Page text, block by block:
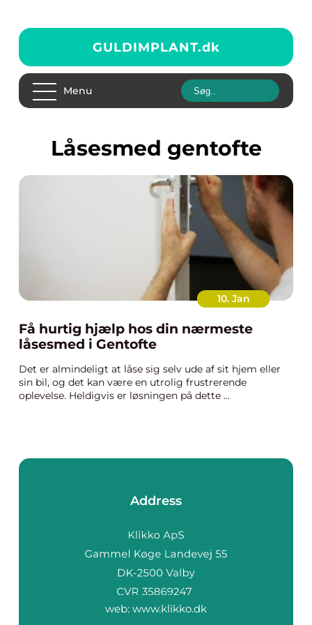
GULDIMPLANT.dk
Menu
låsesmed gentofte
10. Jan
Få hurtig hjælp hos din nærmeste
låsesmed i Gentofte
Det er almindeligt at låse sig selv ude af sit hjem eller
sin bil, og det kan være en utrolig frustrerende
oplevelse. Heldigvis er løsningen på dette ...
Address
web: www.klikko.dk